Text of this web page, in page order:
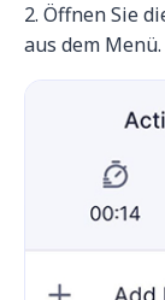
2. Öffnen Sie
aus dem Menü.